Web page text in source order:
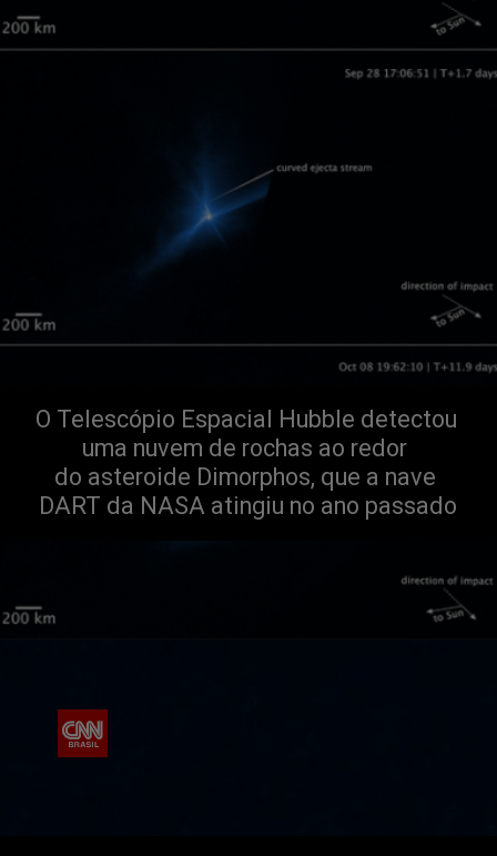
O Telescópio Espacial Hubble detectou
uma nuvem de rochas ao redor
do asteroide Dimorphos, que a nave
DART da NASA atingiu no ano passado